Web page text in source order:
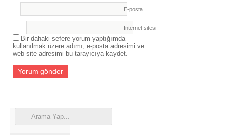
E-posta
İnternet sitesi
Bir dahaki sefere yorum yaptığımda
kullanılmak üzere adımı, e-posta adresimi ve
web site adresimi bu tarayıcıya kaydet.